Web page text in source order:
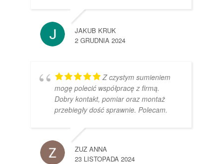
JAKUB KRUK
2 GRUDNIA 2024
Z czystym sumieniem
mogę polecić współpracę z firmą.
Dobry kontakt, pomiar oraz montaż
przebiegły dość sprawnie. Polecam.
ZUZ ANNA
23 LISTOPADA 2024